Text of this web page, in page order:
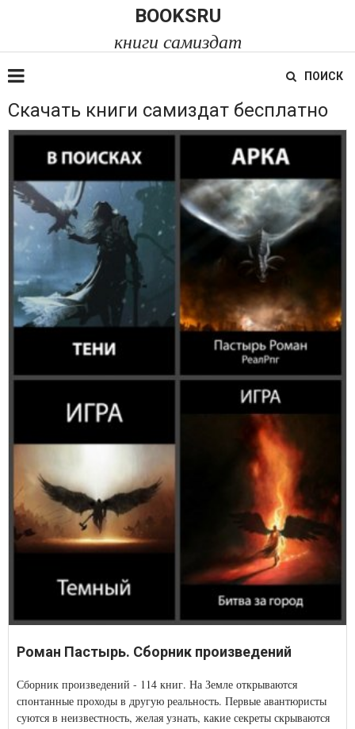
BOOKSRU
книги самиздат
ПОИСК
Скачать книги самиздат бесплатно
Роман Пастырь. Сборник произведений
Сборник произведений - 114 книг. На Земле открываются
спонтанные проходы в другую реальность. Первые авантюристы
суются в неизвестность, желая узнать, какие секреты скрываются